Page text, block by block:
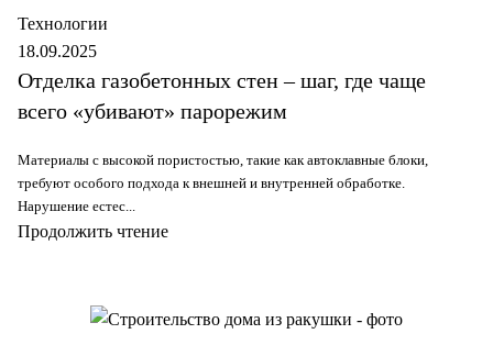
Технологии
18.09.2025
Отделка газобетонных стен – шаг, где чаще
всего «убивают» парорежим
Материалы с высокой пористостью, такие как автоклавные блоки,
требуют особого подхода к внешней и внутренней обработке.
Нарушение естес...
Продолжить чтение